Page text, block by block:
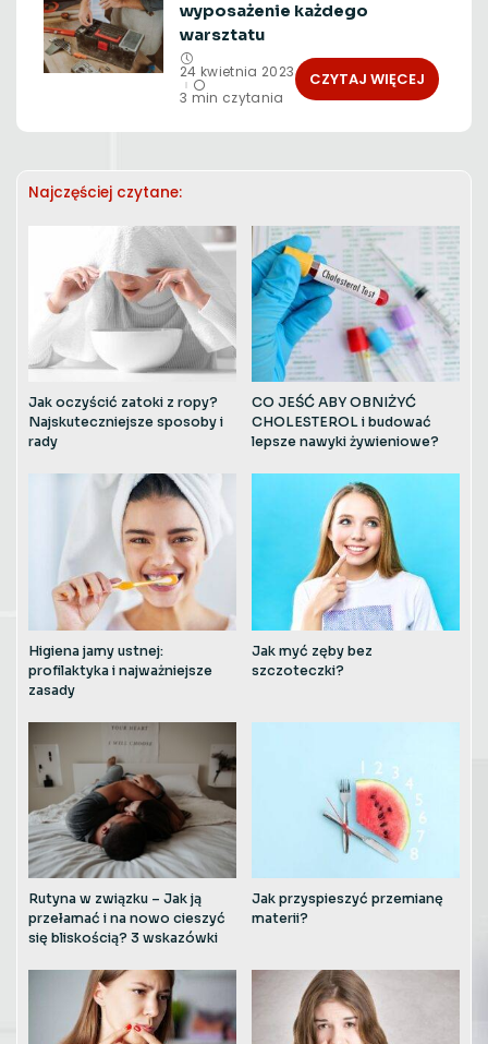
wyposażenie każdego
warsztatu
24 kwietnia 2023
3 min czytania
CZYTAJ WIĘCEJ
Najczęściej czytane:
Jak oczyścić zatoki z ropy?
Najskuteczniejsze sposoby i
rady
CO JEŚĆ ABY OBNIŻYĆ
CHOLESTEROL i budować
lepsze nawyki żywieniowe?
Higiena jamy ustnej:
profilaktyka i najważniejsze
zasady
Jak myć zęby bez
szczoteczki?
Rutyna w związku – Jak ją
przełamać i na nowo cieszyć
się bliskością? 3 wskazówki
Jak przyspieszyć przemianę
materii?